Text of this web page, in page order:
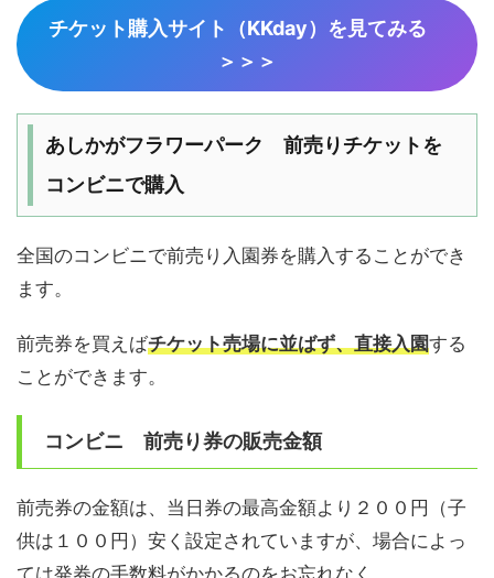
チケット購入サイト（KKday）を見てみる
＞＞＞
あしかがフラワーパーク 前売りチケットを
コンビニで購入
全国のコンビニで前売り入園券を購入することができ
ます。
前売券を買えばチケット売場に並ばず、直接入園する
ことができます。
コンビニ 前売り券の販売金額
前売券の金額は、当日券の最高金額より２００円（子
供は１００円）安く設定されていますが、場合によっ